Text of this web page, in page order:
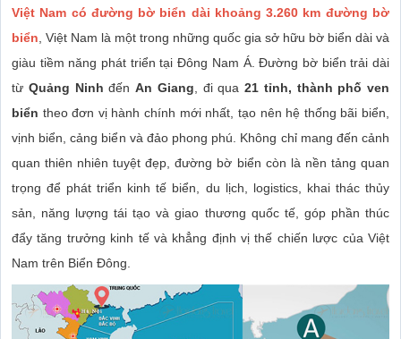
Việt Nam có đường bờ biển dài khoảng 3.260 km đường bờ
biển , Việt Nam là một trong những quốc gia sở hữu bờ biển dài và
giàu tiềm năng phát triển tại Đông Nam Á. Đường bờ biển trải dài
từ Quảng Ninh đến An Giang , đi qua 21 tỉnh, thành phố ven
biển theo đơn vị hành chính mới nhất, tạo nên hệ thống bãi biển,
vịnh biển, cảng biển và đảo phong phú. Không chỉ mang đến cảnh
quan thiên nhiên tuyệt đẹp, đường bờ biển còn là nền tảng quan
trọng để phát triển kinh tế biển, du lịch, logistics, khai thác thủy
sản, năng lượng tái tạo và giao thương quốc tế, góp phần thúc
đẩy tăng trưởng kinh tế và khẳng định vị thế chiến lược của Việt
Nam trên Biển Đông.